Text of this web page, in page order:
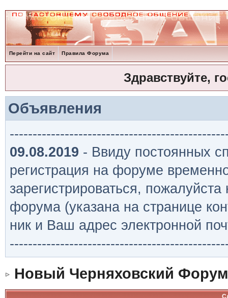
Перейти на сайт Правила Форума
Здравствуйте,
Объявления
09.08.2019 - Ввиду постоянных
регистрация на форуме
зарегистрироваться,
форума (указана на странице
ник и Ваш адрес электронной
Новый Черняховский Форум